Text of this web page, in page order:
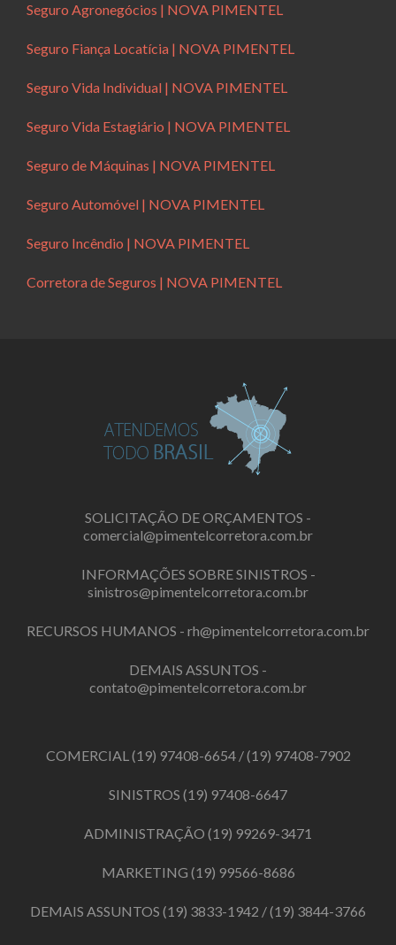
Seguro Agronegócios | NOVA PIMENTEL
Seguro Fiança Locatícia | NOVA PIMENTEL
Seguro Vida Individual | NOVA PIMENTEL
Seguro Vida Estagiário | NOVA PIMENTEL
Seguro de Máquinas | NOVA PIMENTEL
Seguro Automóvel | NOVA PIMENTEL
Seguro Incêndio | NOVA PIMENTEL
Corretora de Seguros | NOVA PIMENTEL
SOLICITAÇÃO DE ORÇAMENTOS -
comercial@pimentelcorretora.com.br
INFORMAÇÕES SOBRE SINISTROS -
sinistros@pimentelcorretora.com.br
RECURSOS HUMANOS - rh@pimentelcorretora.com.br
DEMAIS ASSUNTOS -
contato@pimentelcorretora.com.br
COMERCIAL(19) 97408-6654/(19) 97408-7902
SINISTROS (19) 97408-6647
ADMINISTRAÇÃO (19) 99269-3471
MARKETING (19) 99566-8686
DEMAIS ASSUNTOS (19) 3833-1942 /(19) 3844-3766